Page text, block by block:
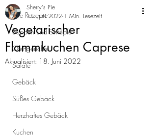
Alle Rezepte
Suppen und Eintöpfe
Ofengerichte
Salate
Gebäck
Süßes Gebäck
Herzhaftes Gebäck
Kuchen
Vegetarischer
Flammkuchen Caprese
Sherry's Pie
11. Juni 2022 1 Min. Lesezeit
Aktualisiert: 18. Juni 2022